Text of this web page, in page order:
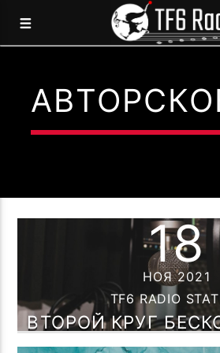
TF6
МЫ ГОВОРИМ НА
0:00
18
НОЯ 2021
TF6 RADIO
ВТОРОЙ КРУГ
— TF6